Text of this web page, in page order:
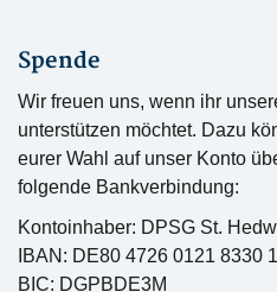
Spende
Wir freuen uns, wenn ihr
unterstützen möchtet. Dazu
eurer Wahl auf unser Konto
folgende Bankverbindung:
Kontoinhaber: DPSG St.
IBAN: DE80 4726 0121 8330
BIC: DGPBDE3M